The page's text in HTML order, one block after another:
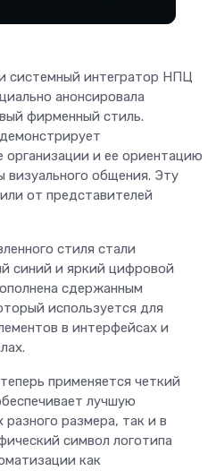
системный интегратор НПЦ
анонсировала
фирменный стиль.
организации и ее ориентацию
визуального общения. Эту
от представителей
стиля стали
синий и яркий цифровой
сдержанным
используется для
в интерфейсах и
применяется четкий
лучшую
разного размера, так и в
символ логотипа
как